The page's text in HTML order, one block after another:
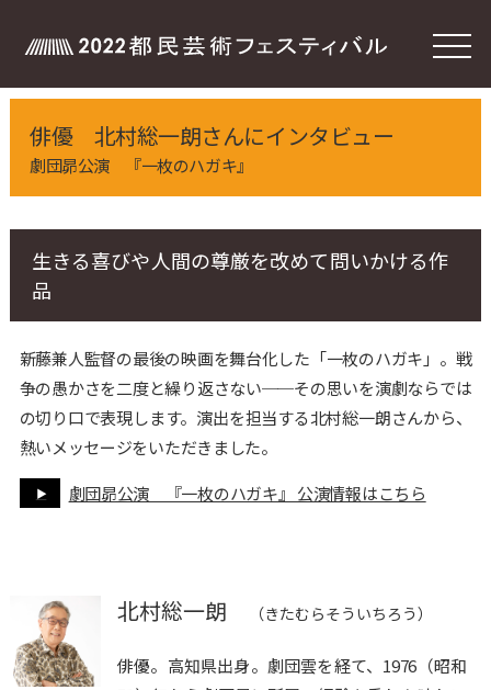
toggle
俳優 北村総一朗さんにインタビュー
劇団昴公演 『一枚のハガキ』
生きる喜びや人間の尊厳を改めて問いかける作
品
新藤兼人監督の最後の映画を舞台化した「一枚のハガキ」。戦
争の愚かさを二度と繰り返さない──その思いを演劇ならでは
の切り口で表現します。演出を担当する北村総一朗さんから、
熱いメッセージをいただきました。
劇団昴公演 『一枚のハガキ』 公演情報はこちら
北村総一朗 （きたむらそういちろう）
俳優。高知県出身。劇団雲を経て、1976（昭和